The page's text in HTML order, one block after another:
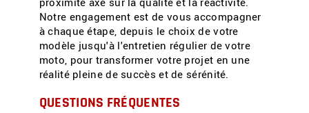
Notre engagement est de vous accompagner
à chaque étape, depuis le choix de votre
modèle jusqu'à l'entretien régulier de votre
moto, pour transformer votre projet en une
réalité pleine de succès et de sérénité.
QUESTIONS FRÉQUENTES